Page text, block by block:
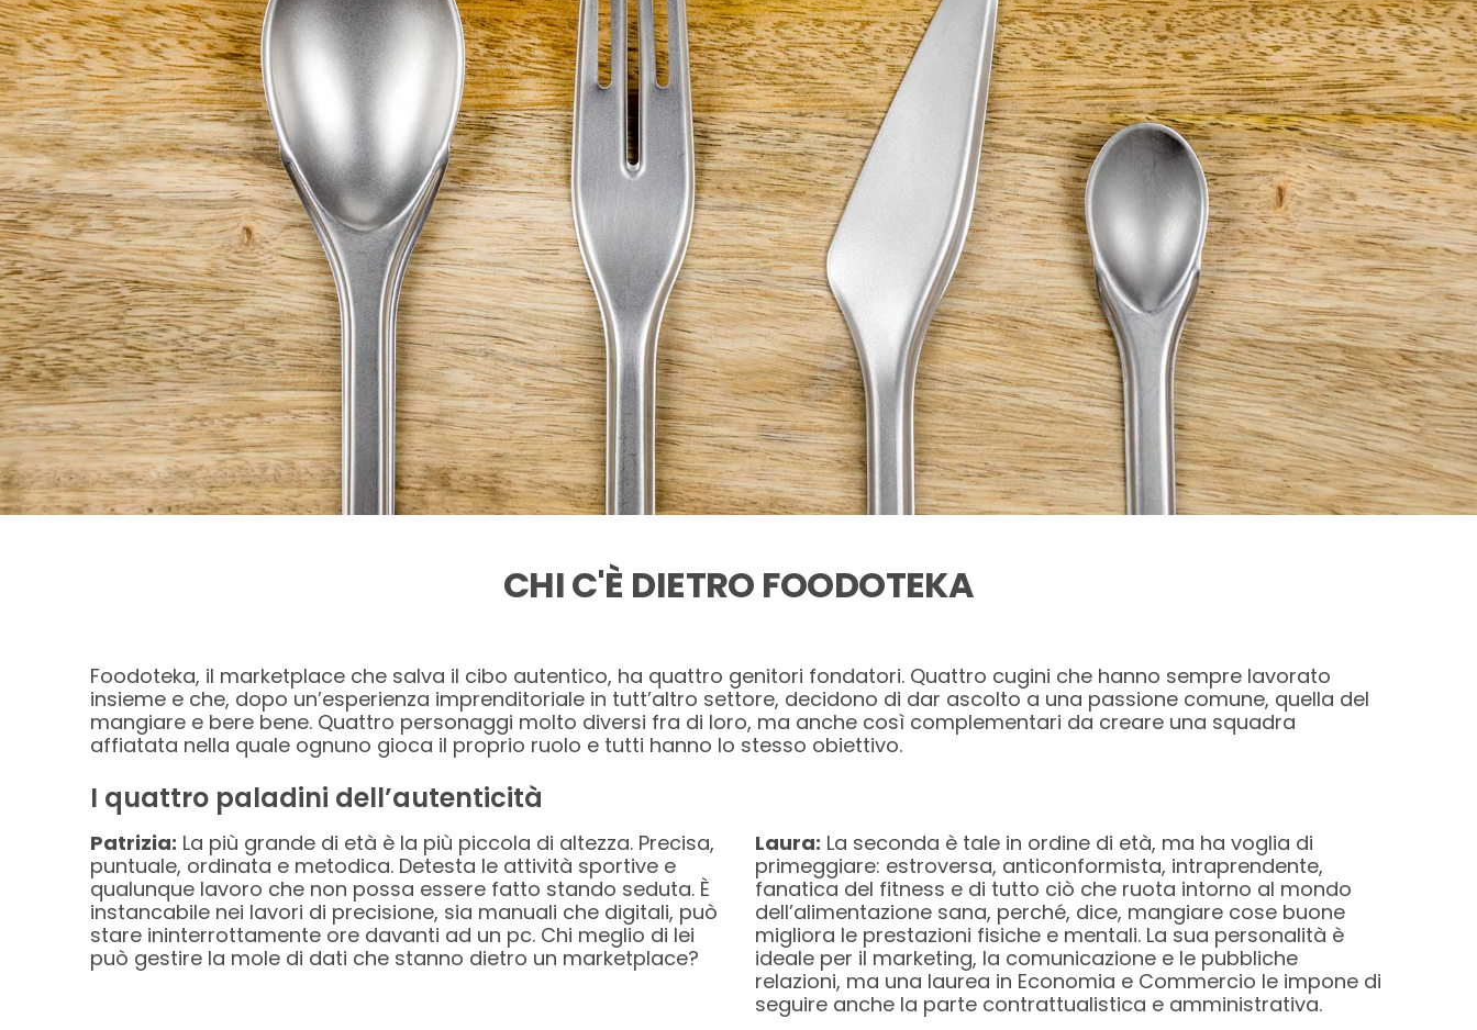
CHI C'È DIETRO FOODOTEKA
Foodoteka, il marketplace che salva il cibo autentico, ha quattro genitori fondatori. Quattro cugini che hanno sempre lavorato
insieme e che, dopo un’esperienza imprenditoriale in tutt’altro settore, decidono di dar ascolto a una passione comune, quella del
mangiare e bere bene. Quattro personaggi molto diversi fra di loro, ma anche così complementari da creare una squadra
affiatata nella quale ognuno gioca il proprio ruolo e tutti hanno lo stesso obiettivo.
I quattro paladini dell’autenticità
Patrizia: La più grande di età è la più piccola di altezza. Precisa,
puntuale, ordinata e metodica. Detesta le attività sportive e
qualunque lavoro che non possa essere fatto stando seduta. È
instancabile nei lavori di precisione, sia manuali che digitali, può
stare ininterrottamente ore davanti ad un pc. Chi meglio di lei
può gestire la mole di dati che stanno dietro un marketplace?
Laura: La seconda è tale in ordine di età, ma ha voglia di
primeggiare: estroversa, anticonformista, intraprendente,
fanatica del fitness e di tutto ciò che ruota intorno al mondo
dell’alimentazione sana, perché, dice, mangiare cose buone
migliora le prestazioni fisiche e mentali. La sua personalità è
ideale per il marketing, la comunicazione e le pubbliche
relazioni, ma una laurea in Economia e Commercio le impone di
seguire anche la parte contrattualistica e amministrativa.